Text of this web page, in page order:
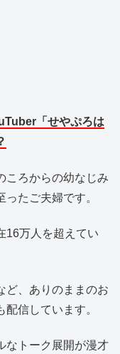
「せやぷろは
ころからの幼なじみ
たご夫婦です。
16万人を超えてい
ど、ありのままのお
信しています。
なトーク展開が漫才